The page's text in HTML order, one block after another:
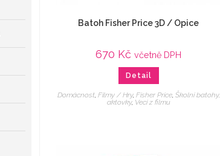
Batoh Fisher Price 3D / Opice
670 Kč včetně DPH
Detail
Domácnost, Filmy / Hry, Fisher Price, Školní batohy,
aktovky, Veci z filmu